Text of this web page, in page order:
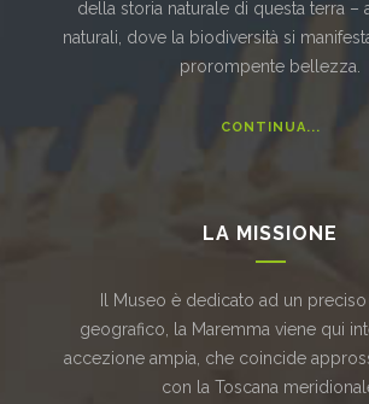
della storia naturale di questa terra –
naturali, dove la biodiversità si
prorompente bellezza.
CONTINUA...
LA MISSIONE
Il Museo è dedicato ad un
geografico, la Maremma viene qui
accezione ampia, che coincide
con la Toscana